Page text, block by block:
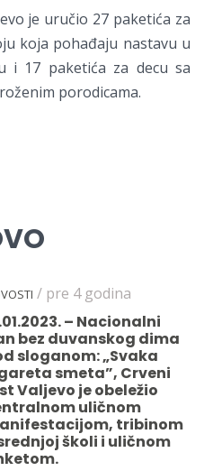
je uručio 27 paketića za
koja pohađaju nastavu u
i 17 paketića za decu sa
porodicama.
/ pre 4 godina
– Nacionalni
bez duvanskog dima
sloganom: „Svaka
smeta”, Crveni
Valjevo je obeležio
uličnom
tribinom
školi i uličnom